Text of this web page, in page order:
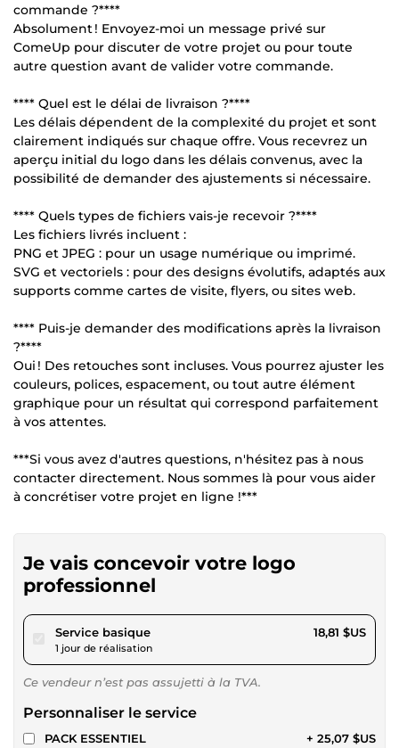
commande ?****
Absolument ! Envoyez-moi un message privé sur
ComeUp pour discuter de votre projet ou pour toute
autre question avant de valider votre commande.
**** Quel est le délai de livraison ?****
Les délais dépendent de la complexité du projet et sont
clairement indiqués sur chaque offre. Vous recevrez un
aperçu initial du logo dans les délais convenus, avec la
possibilité de demander des ajustements si nécessaire.
**** Quels types de fichiers vais-je recevoir ?****
Les fichiers livrés incluent :
PNG et JPEG : pour un usage numérique ou imprimé.
SVG et vectoriels : pour des designs évolutifs, adaptés aux
supports comme cartes de visite, flyers, ou sites web.
**** Puis-je demander des modifications après la livraison
?****
Oui ! Des retouches sont incluses. Vous pourrez ajuster les
couleurs, polices, espacement, ou tout autre élément
graphique pour un résultat qui correspond parfaitement
à vos attentes.
***Si vous avez d'autres questions, n'hésitez pas à nous
contacter directement. Nous sommes là pour vous aider
à concrétiser votre projet en ligne !***
Je vais concevoir votre logo
professionnel
Service basiquepour 17,34 $US
1 jour de réalisation
18,81 $US
Ce vendeur n’est pas assujetti à la TVA.
Personnaliser le service
PACK ESSENTIEL + 25,07 $US